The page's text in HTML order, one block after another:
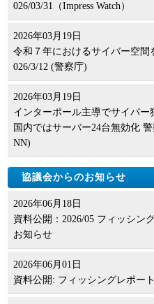
026/03/31（Impress Watch）
2026年03月19日
令和７年におけるサイバー空
026/3/12 (警察庁)
2026年03月19日
インターポール主導でサイバ
国内ではサーバー24台無効化
NN)
協議会からのお知らせ
2026年06月18日
資料公開：2026/05 フィッシン
お知らせ
2026年06月01日
資料公開: フィッシングレポー